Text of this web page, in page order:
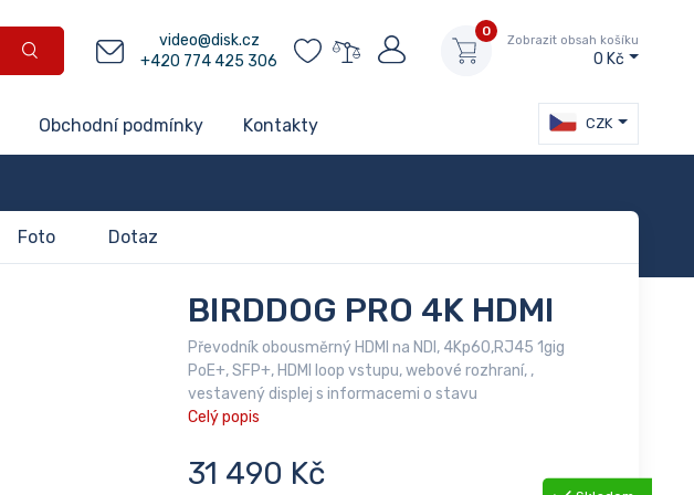
video@disk.cz
+420 774 425 306
0
Zobrazit obsah košíku
0 Kč
Obchodní podmínky Kontakty CZK
Foto Dotaz
BIRDDOG PRO 4K HDMI
Převodník obousměrný HDMI na NDI, 4Kp60,RJ45 1gig
PoE+, SFP+, HDMI loop vstupu, webové rozhraní, ,
vestavený displej s informacemi o stavu
Celý popis
31 490 Kč